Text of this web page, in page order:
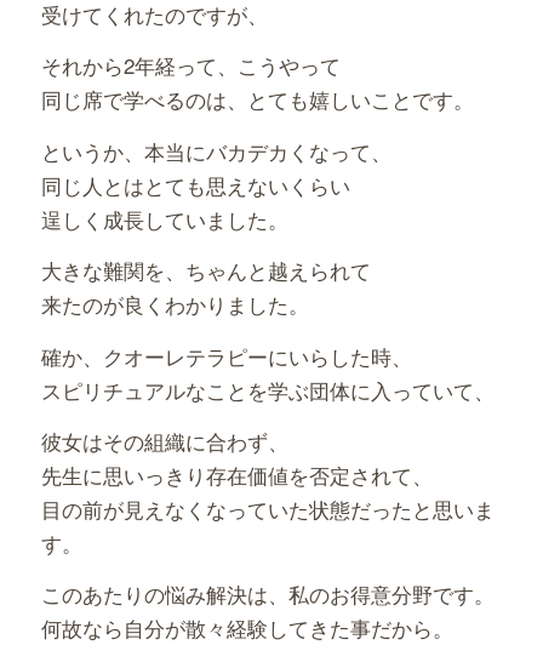
受けてくれたのですが、
それから2年経って、こうやって
同じ席で学べるのは、とても嬉しいことです。
というか、本当にバカデカくなって、
同じ人とはとても思えないくらい
逞しく成長していました。
大きな難関を、ちゃんと越えられて
来たのが良くわかりました。
確か、クオーレテラピーにいらした時、
スピリチュアルなことを学ぶ団体に入っていて、
彼女はその組織に合わず、
先生に思いっきり存在価値を否定されて、
目の前が見えなくなっていた状態だったと思いま
す。
このあたりの悩み解決は、私のお得意分野です。
何故なら自分が散々経験してきた事だから。